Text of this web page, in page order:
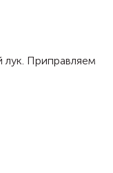
лук. Приправляем